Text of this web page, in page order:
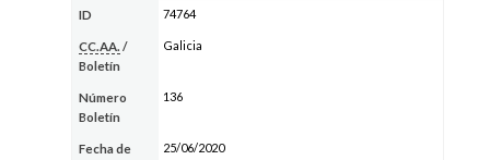
ID 74764
CC.AA. /
Boletín
Galicia
Número
Boletín
136
Fecha de
25/06/2020